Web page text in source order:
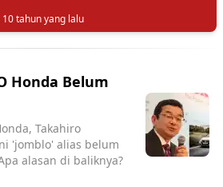
tahun yang lalu
Honda Belum
Takahiro
'jomblo' alias belum
alasan di baliknya?